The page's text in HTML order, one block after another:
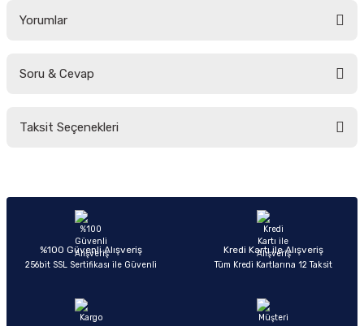
Yorumlar
Soru & Cevap
Taksit Seçenekleri
%100 Güvenli Alışveriş
256bit SSL Sertifikası ile Güvenli
Kredi Kartı ile Alışveriş
Tüm Kredi Kartlarına 12 Taksit